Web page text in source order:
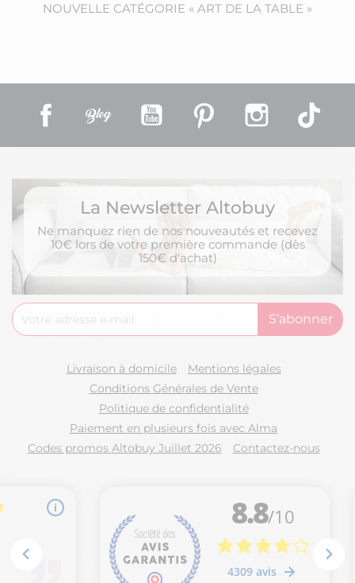
NOUVELLE CATÉGORIE « ART DE LA TABLE »
Facebook YouTube Pinterest Instagram
La Newsletter Altobuy
Ne manquez rien de nos nouveautés et recevez
10€ lors de votre première commande (dès
150€ d'achat)
Livraison à domicile
Mentions légales
Conditions Générales de Vente
Politique de confidentialité
Paiement en plusieurs fois avec Alma
Codes promos Altobuy Juillet 2026
Contactez-nous